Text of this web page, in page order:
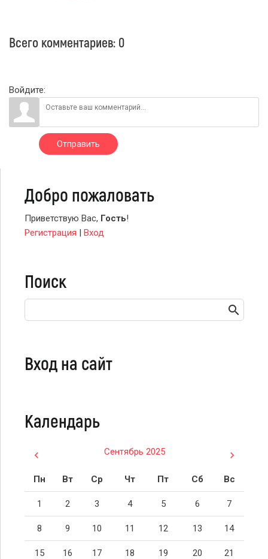
Всего комментариев: 0
Войдите:
Отправить
Добро пожаловать
Приветствую Вас, Гость!
Регистрация | Вход
Поиск
Вход на сайт
Календарь
Сентябрь 2025
Пн Вт Ср Чт Пт Сб Вс
1 2 3 4 5 6 7
8 9 10 11 12 13 14
15 16 17 18 19 20 21